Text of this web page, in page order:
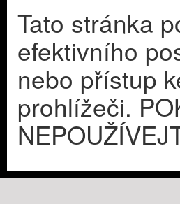
Tato stránka
efektivního
nebo přístup
prohlížeči.